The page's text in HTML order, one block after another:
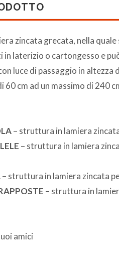
zincata grecata, nella
laterizio o cartongesso e
luce di passaggio in altezza
60 cm ad un massimo di 240
– struttura in lamiera
– struttura in lamiera
– struttura in lamiera zincata
– struttura in
amici